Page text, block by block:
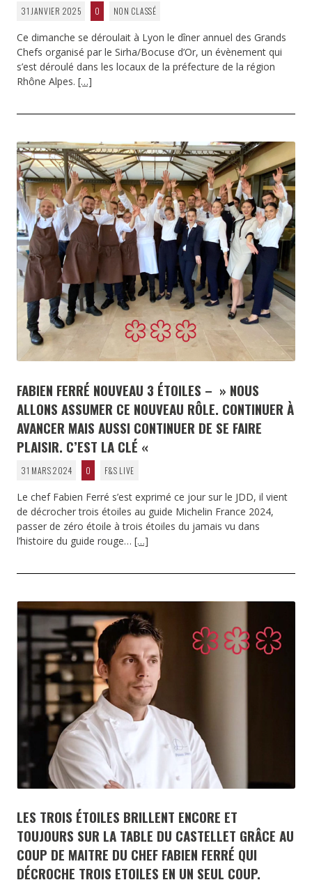
31 JANVIER 2025 0 NON CLASSÉ
Ce dimanche se déroulait à Lyon le dîner annuel des Grands
Chefs organisé par le Sirha/Bocuse d’Or, un évènement qui
s’est déroulé dans les locaux de la préfecture de la région
Rhône Alpes. […]
FABIEN FERRÉ NOUVEAU 3 ÉTOILES – » NOUS
ALLONS ASSUMER CE NOUVEAU RÔLE. CONTINUER À
AVANCER MAIS AUSSI CONTINUER DE SE FAIRE
PLAISIR. C’EST LA CLÉ «
31 MARS 2024 0 F&S LIVE
Le chef Fabien Ferré s’est exprimé ce jour sur le JDD, il vient
de décrocher trois étoiles au guide Michelin France 2024,
passer de zéro étoile à trois étoiles du jamais vu dans
l’histoire du guide rouge… […]
LES TROIS ÉTOILES BRILLENT ENCORE ET
TOUJOURS SUR LA TABLE DU CASTELLET GRÂCE AU
COUP DE MAITRE DU CHEF FABIEN FERRÉ QUI
DÉCROCHE TROIS ETOILES EN UN SEUL COUP.